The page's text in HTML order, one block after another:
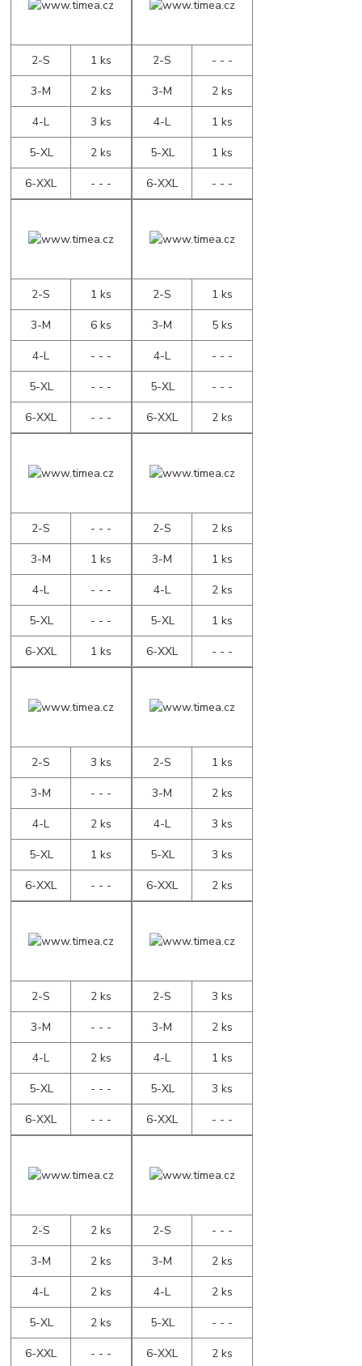
2-S
1 ks
3-M
2 ks
4-L
3 ks
5-XL
2 ks
6-XXL
- - -
2-S
- - -
3-M
2 ks
4-L
1 ks
5-XL
1 ks
6-XXL
- - -
2-S
1 ks
3-M
6 ks
4-L
- - -
5-XL
- - -
6-XXL
- - -
2-S
1 ks
3-M
5 ks
4-L
- - -
5-XL
- - -
6-XXL
2 ks
2-S
- - -
3-M
1 ks
4-L
- - -
5-XL
- - -
6-XXL
1 ks
2-S
2 ks
3-M
1 ks
4-L
2 ks
5-XL
1 ks
6-XXL
- - -
2-S
3 ks
3-M
- - -
4-L
2 ks
5-XL
1 ks
6-XXL
- - -
2-S
1 ks
3-M
2 ks
4-L
3 ks
5-XL
3 ks
6-XXL
2 ks
2-S
2 ks
3-M
- - -
4-L
2 ks
5-XL
- - -
6-XXL
- - -
2-S
3 ks
3-M
2 ks
4-L
1 ks
5-XL
3 ks
6-XXL
- - -
2-S
2 ks
3-M
2 ks
4-L
2 ks
5-XL
2 ks
6-XXL
- - -
2-S
- - -
3-M
2 ks
4-L
2 ks
5-XL
- - -
6-XXL
2 ks